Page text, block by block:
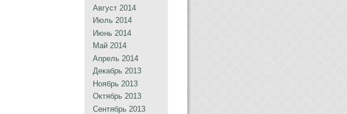
Август 2014
Июль 2014
Июнь 2014
Май 2014
Апрель 2014
Декабрь 2013
Ноябрь 2013
Октябрь 2013
Сентябрь 2013